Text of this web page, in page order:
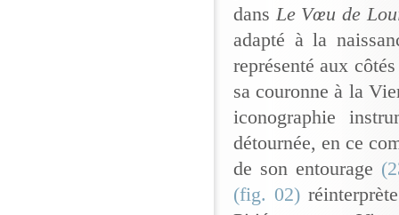
dans Le Vœu de
adapté à la
représenté aux
sa couronne à la
iconographie
détournée, en ce
de son entourage
(fig. 02)